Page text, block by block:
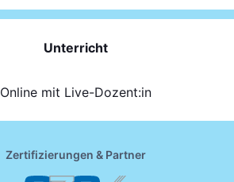
Unterricht
Online mit Live-Dozent:in
Zertifizierungen & Partner